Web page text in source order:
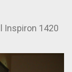
Inspiron 1420